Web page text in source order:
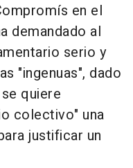
en el
demandado al
serio y
"ingenuas", dado
quiere
colectivo" una
justificar un